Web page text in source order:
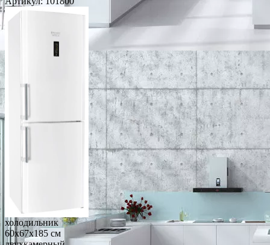
холодильник
60x67x185 см